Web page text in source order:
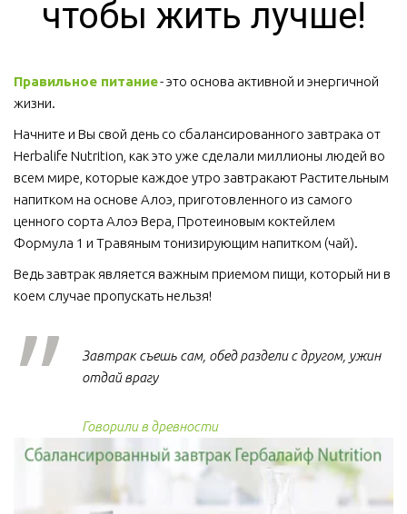
чтобы жить лучше!
Правильное питание - это основа активной и энергичной
жизни.
Начните и Вы свой день со сбалансированного завтрака от
Herbalife Nutrition, как это уже сделали миллионы людей во
всем мире, которые каждое утро завтракают Растительным
напитком на основе Алоэ, приготовленного из самого
ценного сорта Алоэ Вера, Протеиновым коктейлем
Формула 1 и Травяным тонизирующим напитком (чай).
Ведь завтрак является важным приемом пищи, который ни в
коем случае пропускать нельзя!
Завтрак съешь сам, обед раздели с другом, ужин
отдай врагу
Говорили в древности